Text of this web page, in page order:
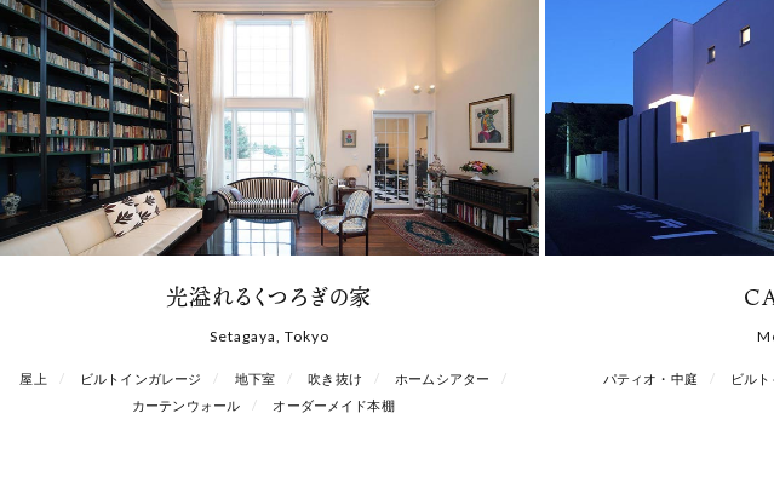
光溢れるくつろぎの家
Setagaya, Tokyo
屋上 ビルトインガレージ 地下室 吹き抜け
ホームシアター
カーテンウォール
オーダーメイド本棚
パティオ・中庭 ビル